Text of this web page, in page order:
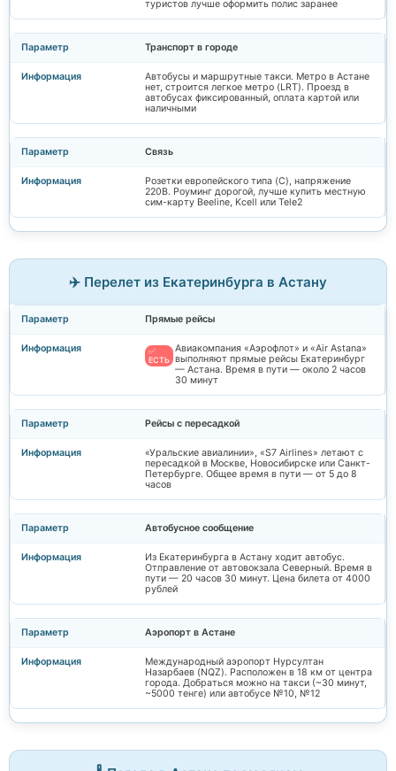
туристов лучше оформить полис заранее
Транспорт в городе
Автобусы и маршрутные такси. Метро в Астане
нет, строится легкое метро (LRT). Проезд в
автобусах фиксированный, оплата картой или
наличными
Связь
Розетки европейского типа (C), напряжение
220В. Роуминг дорогой, лучше купить местную
сим-карту Beeline, Kcell или Tele2
✈️ Перелет из Екатеринбурга в Астану
Прямые рейсы
✅
ЕСТЬ
Авиакомпания «Аэрофлот» и «Air Astana»
выполняют прямые рейсы Екатеринбург
— Астана. Время в пути — около 2 часов
30 минут
Рейсы с пересадкой
«Уральские авиалинии», «S7 Airlines» летают с
пересадкой в Москве, Новосибирске или Санкт-
Петербурге. Общее время в пути — от 5 до 8
часов
Автобусное сообщение
Из Екатеринбурга в Астану ходит автобус.
Отправление от автовокзала Северный. Время в
пути — 20 часов 30 минут. Цена билета от 4000
рублей
Аэропорт в Астане
Международный аэропорт Нурсултан
Назарбаев (NQZ). Расположен в 18 км от центра
города. Добраться можно на такси (~30 минут,
~5000 тенге) или автобусе №10, №12